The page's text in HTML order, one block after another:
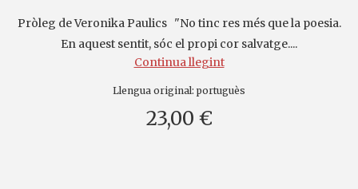
Pròleg de Veronika Paulics "No tinc res més que la poesia.
En aquest sentit, sóc el propi cor salvatge....
Continua llegint
Llengua original: portuguès
23,00 €